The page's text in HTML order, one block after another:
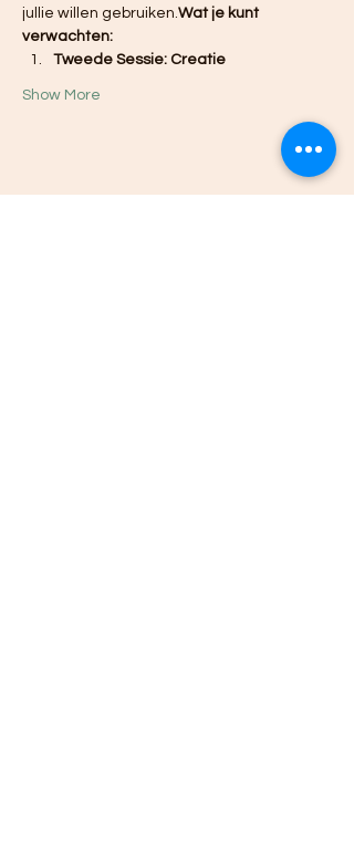
jullie willen gebruiken.Wat je kunt
verwachten:
Tweede Sessie: Creatie
Show More